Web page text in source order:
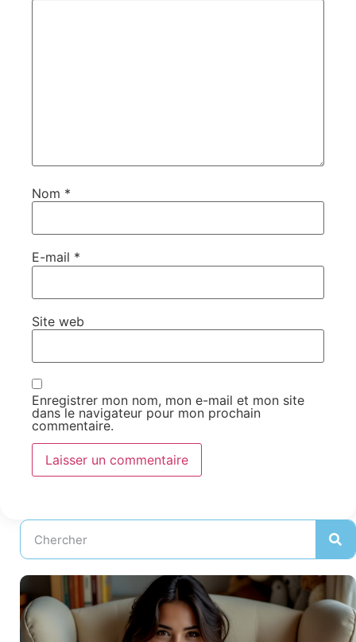
Nom *
E-mail *
Site web
Enregistrer mon nom, mon e-mail et mon site
dans le navigateur pour mon prochain
commentaire.